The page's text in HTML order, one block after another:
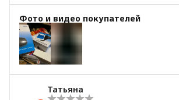
5 звёзд
4 звезды
3 звезды
2 звезды
1 звезда
Фото и видео покупателей
+1
Татьяна